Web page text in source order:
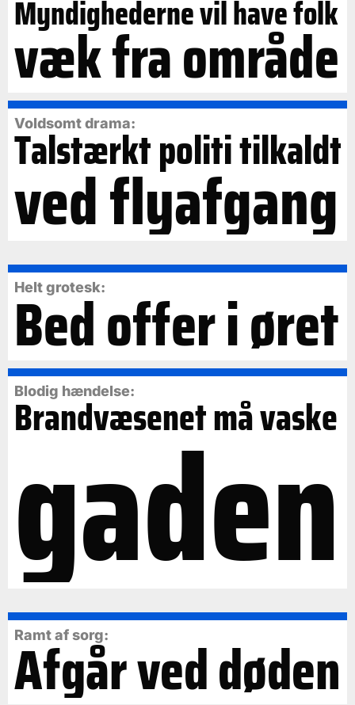
Myndighederne vil have folk
væk fra område
Voldsomt drama:
Talstærkt politi tilkaldt
ved flyafgang
Helt grotesk:
Bed offer i øret
Blodig hændelse:
Brandvæsenet må vaske
gaden
Ramt af sorg:
Afgår ved døden